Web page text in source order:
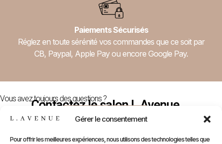
Gérer le consentement
Pour offrir les meilleures expériences, nous utilisons des technologies telles que
Paiements Sécurisés
Réglez en toute sérénité vos commandes que ce soit par
CB, Paypal, Apple Pay ou encore Google Pay.
Vous avez toujours des questions ?
Contactez le salon L.Avenue
Nous Contacter